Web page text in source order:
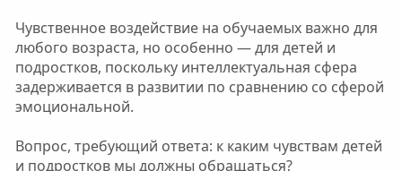
Чувственное воздействие на обучаемых важно для
любого возраста, но особенно — для детей и
подростков, поскольку интеллектуальная сфера
задерживается в развитии по сравнению со сферой
эмоциональной.
Вопрос, требующий ответа: к каким чувствам детей
и подростков мы должны обращаться?